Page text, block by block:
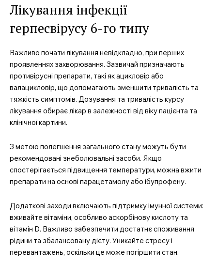
Лікування інфекції
герпесвірусу 6-го типу
Важливо почати лікування невідкладно, при перших
проявленнях захворювання. Зазвичай призначають
противірусні препарати, такі як ацикловір або
валацикловір, що допомагають зменшити тривалість та
тяжкість симптомів. Дозування та тривалість курсу
лікування обирає лікар в залежності від віку пацієнта та
клінічної картини.
З метою полегшення загального стану можуть бути
рекомендовані знеболювальні засоби. Якщо
спостерігається підвищення температури, можна вжити
препарати на основі парацетамолу або ібупрофену.
Додаткові заходи включають підтримку імунної системи:
вживайте вітаміни, особливо аскорбінову кислоту та
вітамін D. Важливо забезпечити достатнє споживання
рідини та збалансовану дієту. Уникайте стресу і
перевантажень, оскільки це може погіршити стан.